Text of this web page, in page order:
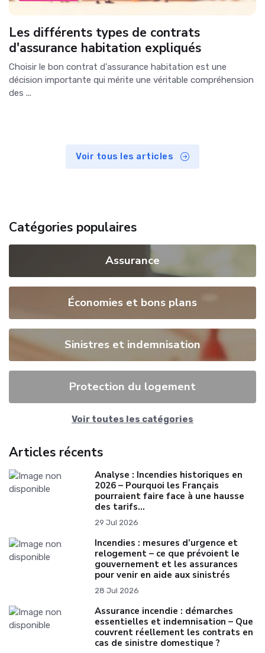
Les différents types de contrats
d'assurance habitation expliqués
Choisir le bon contrat d'assurance habitation est une
décision importante qui mérite une véritable compréhension
des ...
Voir tous les articles
Catégories populaires
Assurance
Économies et bons plans
Sinistres et indemnisation
Protection du logement
Voir toutes les catégories
Articles récents
Analyse : Incendies historiques en
2026 – Pourquoi les Français
pourraient faire face à une hausse
des tarifs…
29 Jul 2026
Incendies : mesures d’urgence et
relogement – ce que prévoient le
gouvernement et les assurances
pour venir en aide aux sinistrés
28 Jul 2026
Assurance incendie : démarches
essentielles et indemnisation – Que
couvrent réellement les contrats en
cas de sinistre domestique ?